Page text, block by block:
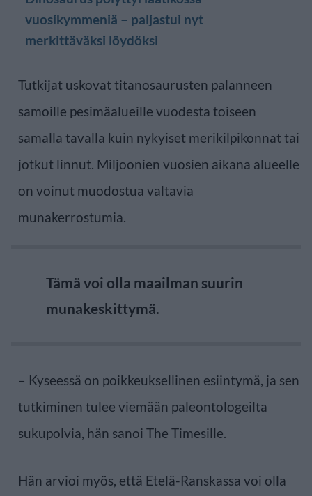
vuosikymmeniä – paljastui nyt
merkittäväksi löydöksi
Tutkijat uskovat titanosaurusten palanneen
samoille pesimäalueille vuodesta toiseen
samalla tavalla kuin nykyiset merikilpikonnat tai
jotkut linnut. Miljoonien vuosien aikana alueelle
on voinut muodostua valtavia
munakerrostumia.
Tämä voi olla maailman suurin
munakeskittymä.
– Kyseessä on poikkeuksellinen esiintymä, ja sen
tutkiminen tulee viemään paleontologeilta
sukupolvia, hän sanoi The Timesille.
Hän arvioi myös, että Etelä-Ranskassa voi olla